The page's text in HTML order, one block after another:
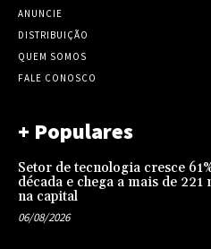
ANUNCIE
DISTRIBUIÇÃO
QUEM SOMOS
FALE CONOSCO
+ Populares
Setor de tecnologia cresce
década e chega a mais de
na capital
06/08/2026